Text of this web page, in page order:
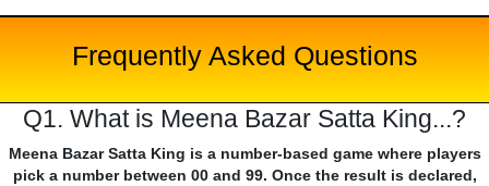
Frequently Asked Questions
Q1. What is Meena Bazar Satta King...?
Meena Bazar Satta King is a number-based game where players
pick a number between 00 and 99. Once the result is declared,